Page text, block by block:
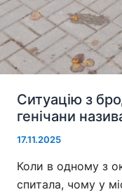
Ситуацію з
генічани
17.11.2025
Коли в одному з
спитала, чому у